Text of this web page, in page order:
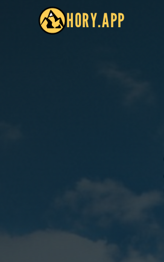
HORY.APP